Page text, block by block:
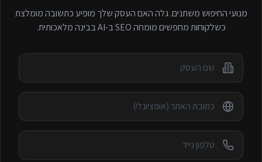
מנועי החיפוש משתנים. גלה האם העסק שלך מופיע כתשובה מומלצת
כשלקוחות מחפשיםמומחה SEO ב-AI בבינה מלאכותית.